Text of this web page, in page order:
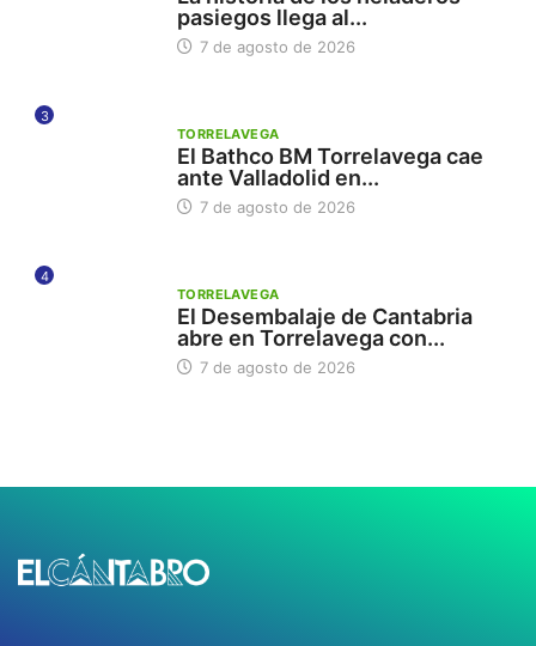
pasiegos llega al...
7 de agosto de 2026
3
TORRELAVEGA
El Bathco BM Torrelavega cae
ante Valladolid en...
7 de agosto de 2026
4
TORRELAVEGA
El Desembalaje de Cantabria
abre en Torrelavega con...
7 de agosto de 2026